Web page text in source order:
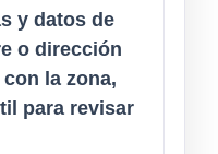
y datos de
o dirección
la zona,
para revisar